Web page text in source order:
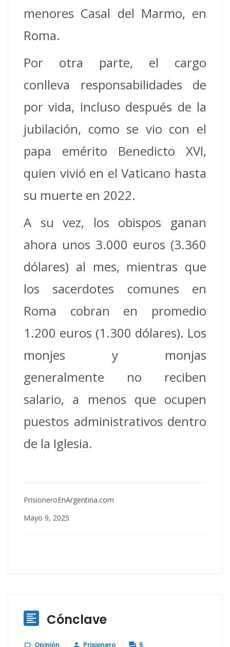
menores Casal del Marmo, en
Roma.
Por otra parte, el cargo
conlleva responsabilidades de
por vida, incluso después de la
jubilación, como se vio con el
papa emérito Benedicto XVI,
quien vivió en el Vaticano hasta
su muerte en 2022.
A su vez, los obispos ganan
ahora unos 3.000 euros (3.360
dólares) al mes, mientras que
los sacerdotes comunes en
Roma cobran en promedio
1.200 euros (1.300 dólares). Los
monjes y monjas
generalmente no reciben
salario, a menos que ocupen
puestos administrativos dentro
de la Iglesia.
PrisioneroEnArgentina.com
Mayo 9, 2025
 Cónclave
 Opinión  Prisionero  5